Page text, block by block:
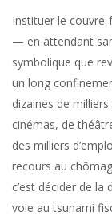
Instituer le
— en attendant
symbolique que
un long
dizaines de
cinémas, de
des milliers
recours au
c’est décider de
voie au tsunami